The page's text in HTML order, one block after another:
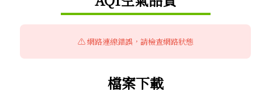
⚠️ 網路連線錯誤，請檢查網路狀態
檔案下載